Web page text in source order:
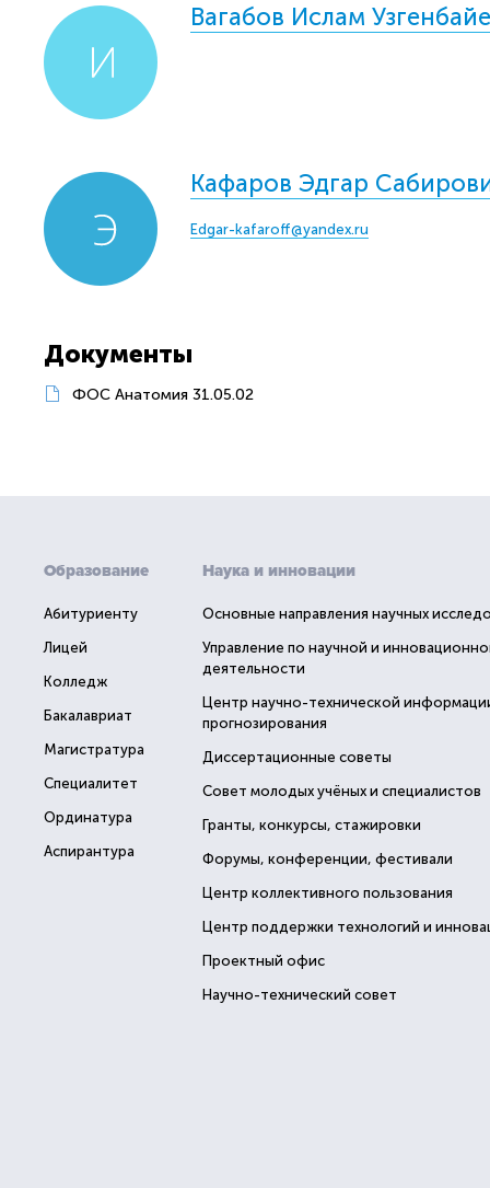
Вагабов Ислам
Кафаров Эдгар
Edgar-kafaroff@yandex.ru
Документы
ФОС Анатомия 31.05.02
Образование
Абитуриенту
Лицей
Колледж
Бакалавриат
Магистратура
Специалитет
Ординатура
Аспирантура
Наука и инновации
Основные направления научных
Управление по научной и
деятельности
Центр научно-технической
прогнозирования
Диссертационные советы
Совет молодых учёных и специалистов
Гранты, конкурсы, стажировки
Форумы, конференции, фестивали
Центр коллективного пользования
Центр поддержки технологий и
Проектный офис
Научно-технический совет